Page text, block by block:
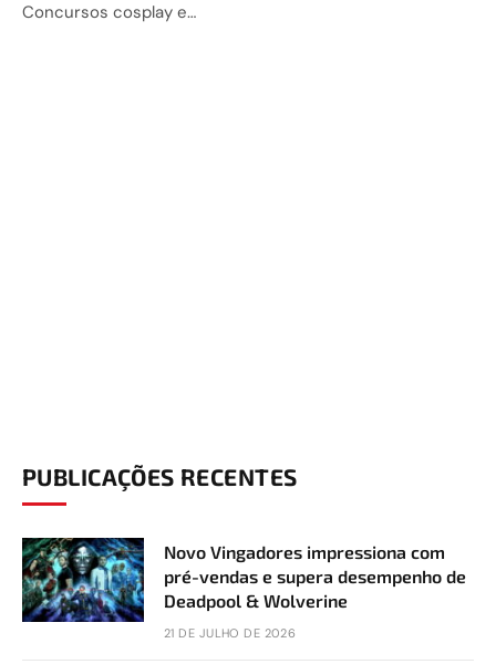
Concursos cosplay e…
PUBLICAÇÕES RECENTES
Novo Vingadores impressiona com
pré-vendas e supera desempenho de
Deadpool & Wolverine
21 DE JULHO DE 2026